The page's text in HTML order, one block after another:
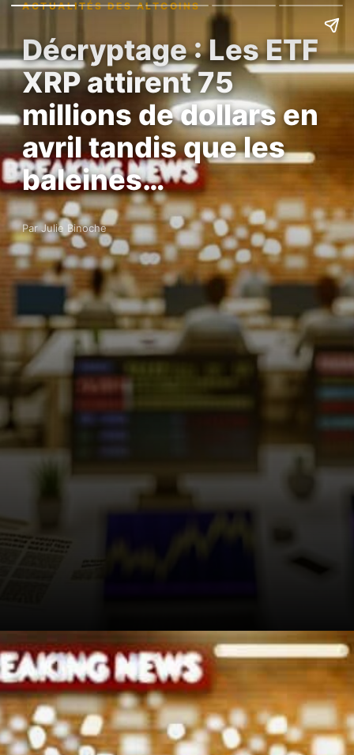
ACTUALITÉS DES ALTCOINS
Décryptage : Les ETF
XRP attirent 75
millions de dollars en
avril tandis que les
baleines…
Par Julie Binoche